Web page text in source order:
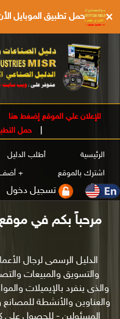
× حمل تطبيق الموبايل
للإعلان علي الموقع إضغط هنا
حمل
الرئيسية أطلب الدليل
اشترك بالموقع
+
تسجيل دخول
مرحباً بكم في
الدليل الرسمى لرجال
والذى ينفرد بالإيميلات
والعناوين والأنشطة